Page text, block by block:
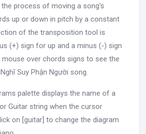
process of moving a song's
up or down in pitch by a constant
of the transposition tool is
(+) sign for up and a minus (-) sign
over chords signs to see the
Suy Phận Người song.
palette displays the name of a
Guitar string when the cursor
on [guitar] to change the diagram